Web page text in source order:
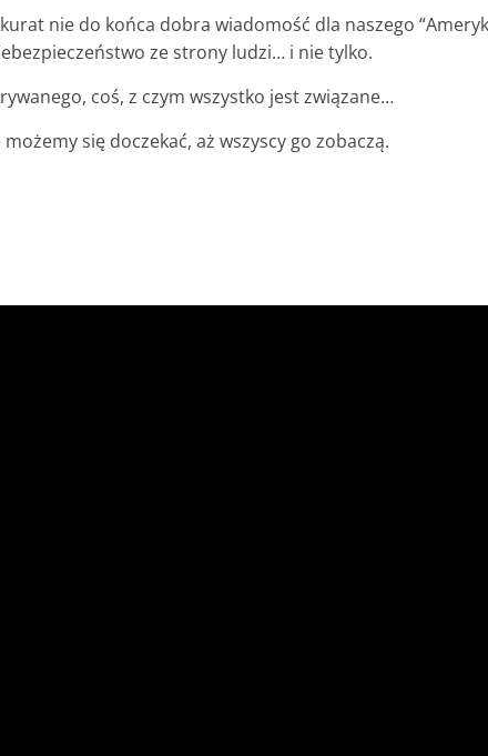
nie do końca dobra wiadomość dla naszego
ze strony ludzi… i nie tylko.
coś, z czym wszystko jest związane…
się doczekać, aż wszyscy go zobaczą.